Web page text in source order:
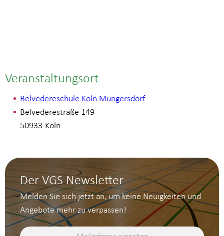
Veranstaltungsort
Belvedereschule Köln Müngersdorf
Belvederestraße 149
Köln
50933
Der VGS Newsletter
Melden Sie sich jetzt an, um keine Neuigkeiten und
Angebote mehr zu verpassen!